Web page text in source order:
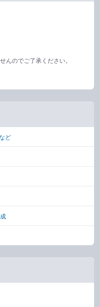
んのでご了承ください。
ど